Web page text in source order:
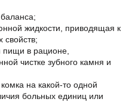
жидкости, приводящая к
свойств;
пищи в рационе,
чистке зубного камня и
на какой-то одной
больных единиц или